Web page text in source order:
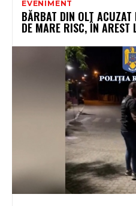
EVENIMENT
BĂRBAT DIN OLT
DE MARE RISC, ÎN AREST